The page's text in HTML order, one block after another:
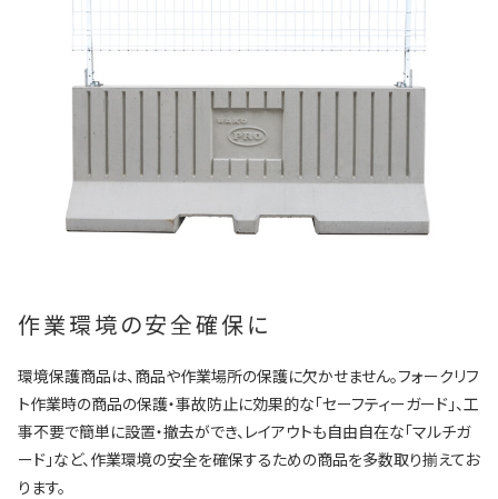
作業環境の安全確保に
環境保護商品は、商品や作業場所の保護に欠かせません。フォークリフ
ト作業時の商品の保護・事故防止に効果的な「セーフティーガード」、工
事不要で簡単に設置・撤去ができ、レイアウトも自由自在な「マルチガ
ード」など、作業環境の安全を確保するための商品を多数取り揃えてお
ります。